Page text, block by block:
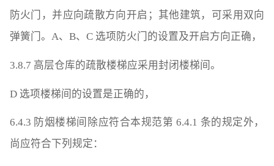
防火门，并应向疏散方向开启；其他建筑，可采用双向
弹簧门。A、B、C 选项防火门的设置及开启方向正确，
3.8.7 高层仓库的疏散楼梯应采用封闭楼梯间。
D 选项楼梯间的设置是正确的，
6.4.3 防烟楼梯间除应符合本规范第 6.4.1 条的规定外，
尚应符合下列规定：